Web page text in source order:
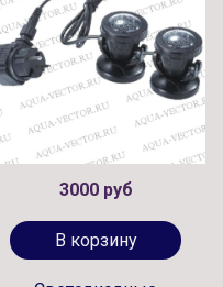
3000 руб
В корзину